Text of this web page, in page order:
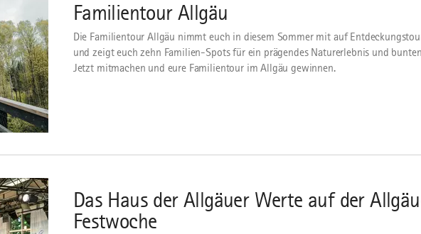
Familientour Allgäu
Die Familientour Allgäu nimmt euch in diesem Sommer mit auf
und zeigt euch zehn Familien-Spots für ein prägendes Naturerlebnis und
Jetzt mitmachen und eure Familientour im Allgäu gewinnen.
Das Haus der Allgäuer Werte auf der
Festwoche